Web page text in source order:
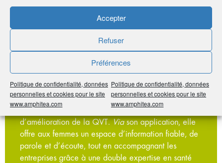
Accepter
Refuser
Préférences
Politique de confidentialité, données
personnelles et cookies pour le site
www.amphitea.com
Politique de confidentialité, données
personnelles et cookies pour le site
www.amphitea.com
Avec My S Life
Cette plateforme agit pour faire de la santé intime
des femmes un levier d’égalité professionnelle et
d’amélioration de la QVT.Viason application, elle
offre aux femmes un espace d’information fiable, de
parole et d’écoute, tout en accompagnant les
entreprises grâce à une double expertise en santé